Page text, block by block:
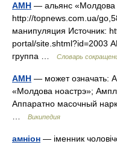
АМН — альянс «Молдова
http://topnews.com.ua/
манипуляция Источник:
portal/site.shtml?id=2003
группа …
Словарь
АМН — может означать:
«Молдова ноастрэ»;
Аппаратно масочный
Википедия
амніон — іменник